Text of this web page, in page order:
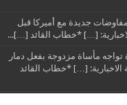
مفاوضات جديدة مع أميركا قبل
الاخبارية: […] *خطاب القائد […]...
مأساة مزدوجة بفعل دمار
الاخبارية: […] *خطاب القائد